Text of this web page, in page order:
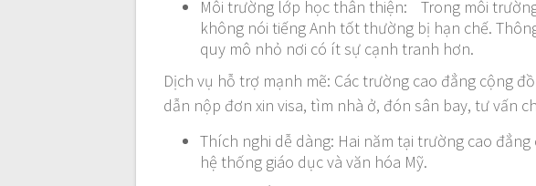
Môi trường lớp học thân thiện: Trong môi
không nói tiếng Anh tốt thường bị hạn chế.
quy mô nhỏ nơi có ít sự cạnh tranh hơn.
Dịch vụ hỗ trợ mạnh mẽ: Các trường cao đẳng cộng
dẫn nộp đơn xin visa, tìm nhà ở, đón sân bay, tư vấn
Thích nghi dễ dàng: Hai năm tại trường cao
hệ thống giáo dục và văn hóa Mỹ.